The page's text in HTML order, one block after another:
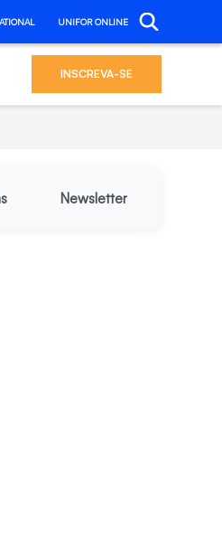
UNIFOR ONLINE
INSCREVA-SE
Newsletter